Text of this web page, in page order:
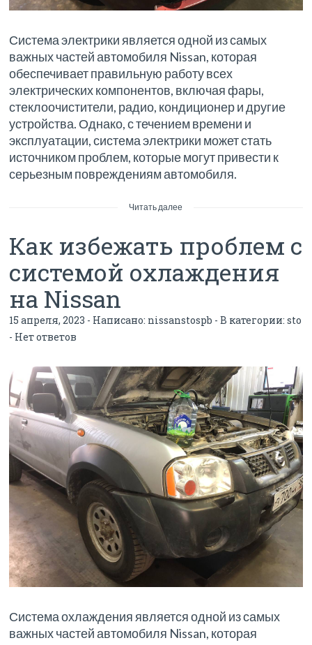
Система электрики является одной из самых
важных частей автомобиля Nissan, которая
обеспечивает правильную работу всех
электрических компонентов, включая фары,
стеклоочистители, радио, кондиционер и другие
устройства. Однако, с течением времени и
эксплуатации, система электрики может стать
источником проблем, которые могут привести к
серьезным повреждениям автомобиля.
Читать далее
Как избежать проблем с
системой охлаждения
на Nissan
15 апреля, 2023 - Написано: nissanstospb - В категории:sto
- Нет ответов
Система охлаждения является одной из самых
важных частей автомобиля Nissan, которая